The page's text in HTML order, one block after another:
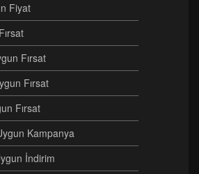
Fiyat
Fırsat
Fırsat
Fırsat
Kampanya
İndirim